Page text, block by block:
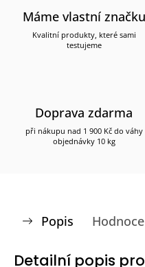
Máme vlastní značku
Kvalitní produkty, které sami
testujeme
Doprava zdarma
při nákupu nad 1 900 Kč do váhy
objednávky 10 kg
Popis
Detailní popis